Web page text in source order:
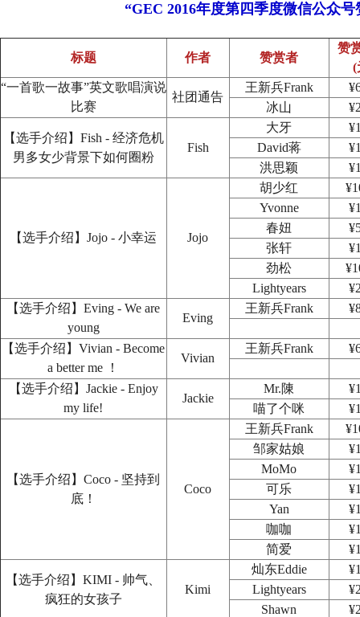
“GEC 2016年度第四季度微信公众
标题 作者 赞赏者
赞
(
“一首歌一故事”英文歌唱演说
比赛
社团通告
王新兵Frank
冰山
【选手介绍】Fish - 经济危机
男多女少背景下如何圈粉
Fish
大牙
David蒋
洪思颖
【选手介绍】Jojo - 小幸运 Jojo
胡少红
Yvonne
春妞
张轩
劲松
Lightyears
【选手介绍】Eving - We are
young
Eving
王新兵Frank
【选手介绍】Vivian - Become
a better me ！
Vivian
王新兵Frank
【选手介绍】Jackie - Enjoy
my life!
Jackie
Mr.陳
喵了个咪
【选手介绍】Coco - 坚持到
底！
Coco
王新兵Frank
邹家姑娘
MoMo
可乐
Yan
咖咖
简爱
【选手介绍】KIMI - 帅气、
疯狂的女孩子
Kimi
灿东Eddie
Lightyears
Shawn